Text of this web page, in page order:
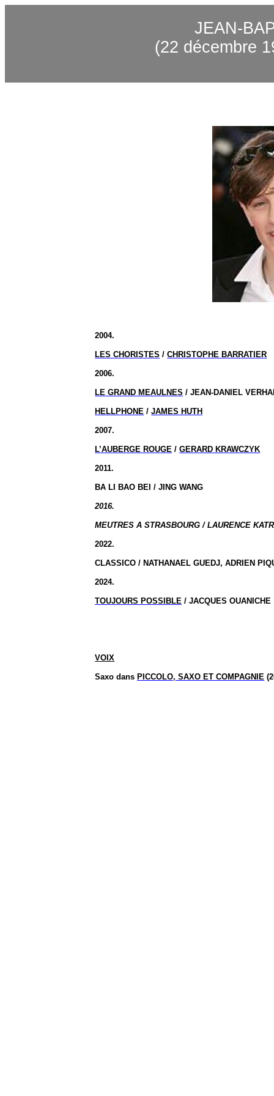
JEAN-
(22 décembre
2004.
LES CHORISTES /CHRISTOPHE BARRATIER
2006.
LE GRAND MEAULNES / JEAN-DANIEL
HELLPHONE /JAMES HUTH
2007.
L’AUBERGE ROUGE /GERARD KRAWCZYK
2011.
BA LI BAO BEI / JING WANG
2016.
MEUTRES A STRASBOURG / LAURENCE
2022.
CLASSICO / NATHANAEL GUEDJ, ADRIEN
2024.
TOUJOURS POSSIBLE / JACQUES OUANICHE
VOIX
Saxodans PICCOLO, SAXO ET COMPAGNIE